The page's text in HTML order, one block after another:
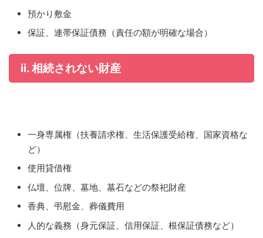
預かり敷金
保証、連帯保証債務（責任の額が明確な場合）
ii. 相続されない財産
一身専属権（扶養請求権、生活保護受給権、国家資格な
ど）
使用貸借権
仏壇、位牌、墓地、墓石などの祭祀財産
香典、弔慰金、葬儀費用
人的な義務（身元保証、信用保証、根保証債務など）